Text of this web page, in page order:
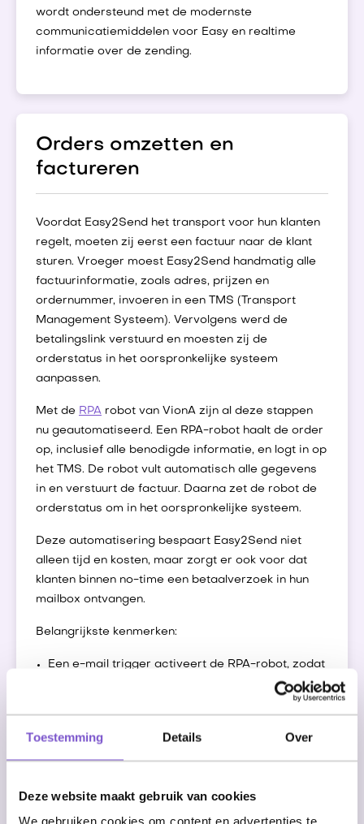
Toestemming Details Over
Deze website maakt gebruik van cookies
We gebruiken cookies om content en advertenties te
wordt ondersteund met de modernste
communicatiemiddelen voor Easy en realtime
informatie over de zending.
Orders omzetten en
factureren
Voordat Easy2Send het transport voor hun klanten
regelt, moeten zij eerst een factuur naar de klant
sturen. Vroeger moest Easy2Send handmatig alle
factuurinformatie, zoals adres, prijzen en
ordernummer, invoeren in een TMS (Transport
Management Systeem). Vervolgens werd de
betalingslink verstuurd en moesten zij de
orderstatus in het oorspronkelijke systeem
aanpassen.
Met de RPA robot van VionA zijn al deze stappen
nu geautomatiseerd. Een RPA-robot haalt de order
op, inclusief alle benodigde informatie, en logt in op
het TMS. De robot vult automatisch alle gegevens
in en verstuurt de factuur. Daarna zet de robot de
orderstatus om in het oorspronkelijke systeem.
Deze automatisering bespaart Easy2Send niet
alleen tijd en kosten, maar zorgt er ook voor dat
klanten binnen no-time een betaalverzoek in hun
mailbox ontvangen.
Belangrijkste kenmerken:
Een e-mail trigger activeert de RPA-robot, zodat
deze bij elke nieuwe order direct aan het werk
CRM systeem en vlekkeloos overzet naar het
TMS
Controle van bedragen in beide systemen om
overeenstemming te garanderen